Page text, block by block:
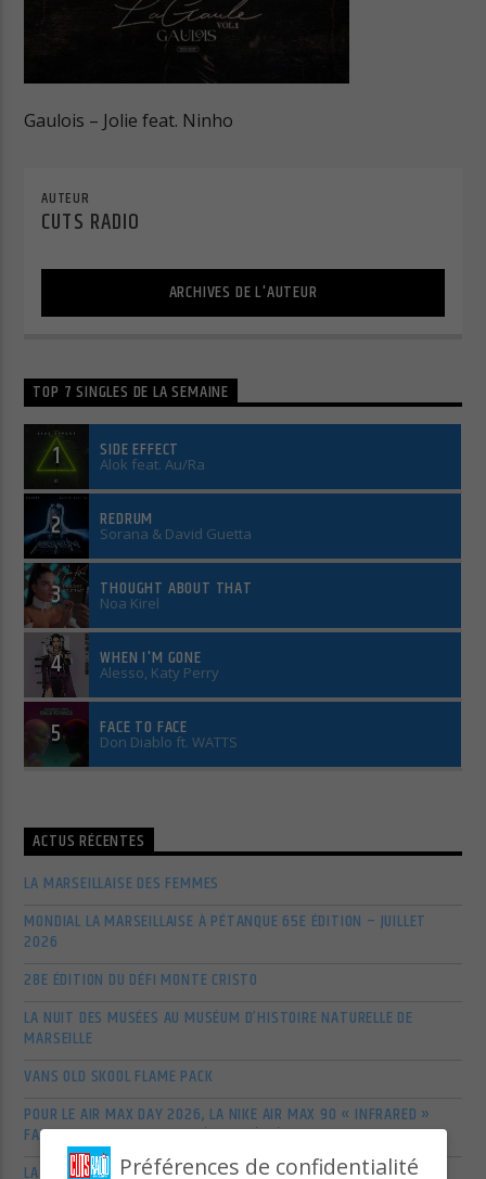
Cuts Latino
Gaulois – Jolie feat. Ninho
AUTEUR
CUTS RADIO
ARCHIVES DE L'AUTEUR
TOP 7 SINGLES DE LA SEMAINE
1 SIDE EFFECT
Alok feat. Au/Ra
2 REDRUM
Sorana & David Guetta
3 THOUGHT ABOUT THAT
Noa Kirel
4 WHEN I'M GONE
Alesso, Katy Perry
5 FACE TO FACE
Don Diablo ft. WATTS
ACTUS RÉCENTES
LA MARSEILLAISE DES FEMMES
MONDIAL LA MARSEILLAISE À PÉTANQUE 65E ÉDITION – JUILLET
2026
28E ÉDITION DU DÉFI MONTE CRISTO
LA NUIT DES MUSÉES AU MUSÉUM D’HISTOIRE NATURELLE DE
MARSEILLE
VANS OLD SKOOL FLAME PACK
POUR LE AIR MAX DAY 2026, LA NIKE AIR MAX 90 « INFRARED »
FAIT SON RETOUR AVEC UN ÉCLAT RÉFLÉCHISSANT
LA SCÈNE ALTERNATIVE ET POP-PUNK US S’AGITE EN MARS 2026
Préférences de confidentialité